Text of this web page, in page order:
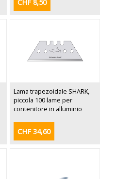
CHF 8,50
Lama trapezoidale SHARK,
piccola 100 lame per
contenitore in alluminio
CHF 34,60